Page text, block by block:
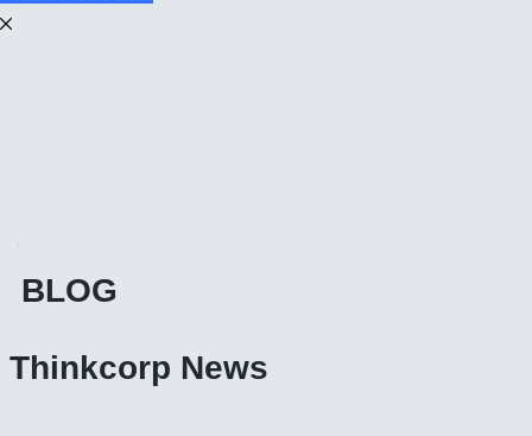
BLOG
Thinkcorp News